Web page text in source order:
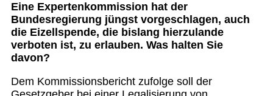
Eine Expertenkommission hat der
Bundesregierung jüngst vorgeschlagen, auch
die Eizellspende, die bislang hierzulande
verboten ist, zu erlauben. Was halten Sie
davon?
Dem Kommissionsbericht zufolge soll der